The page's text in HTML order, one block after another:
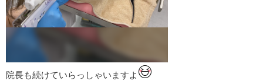
院長も続けていらっしゃいますよ